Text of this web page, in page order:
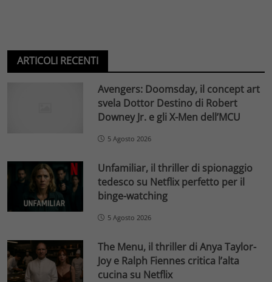
ARTICOLI RECENTI
Avengers: Doomsday, il concept art
svela Dottor Destino di Robert
Downey Jr. e gli X-Men dell’MCU
5 Agosto 2026
Unfamiliar, il thriller di spionaggio
tedesco su Netflix perfetto per il
binge-watching
5 Agosto 2026
The Menu, il thriller di Anya Taylor-
Joy e Ralph Fiennes critica l’alta
cucina su Netflix